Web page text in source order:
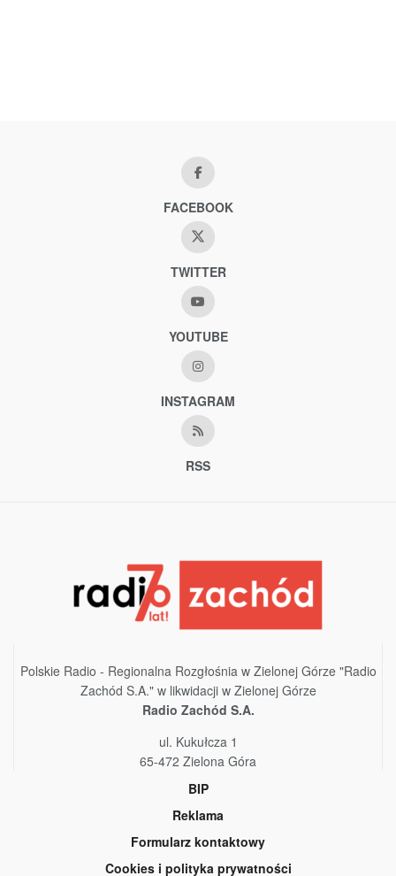
FACEBOOK
TWITTER
YOUTUBE
INSTAGRAM
RSS
Polskie Radio - Regionalna Rozgłośnia w Zielonej Górze "Radio
Zachód S.A." w likwidacji w Zielonej Górze
Radio Zachód S.A.
ul. Kukułcza 1
65-472 Zielona Góra
BIP
Reklama
Formularz kontaktowy
Cookies i polityka prywatności